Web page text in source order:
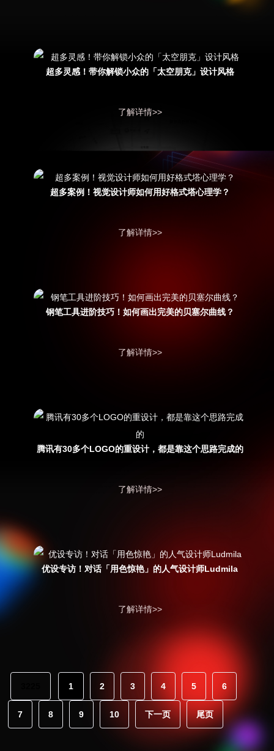
超多灵感！带你解锁小众的「太空朋克」设计风格
了解详情>>
超多案例！视觉设计师如何用好格式塔心理学？
了解详情>>
钢笔工具进阶技巧！如何画出完美的贝塞尔曲线？
了解详情>>
腾讯有30多个LOGO的重设计，都是靠这个思路完成的
了解详情>>
优设专访！对话「用色惊艳」的人气设计师Ludmila
了解详情>>
1 2 3 4 5 6
7 8 9 10 下一页 尾页